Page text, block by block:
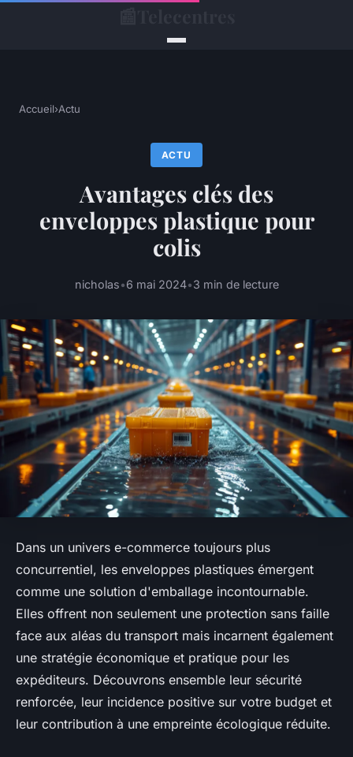
Accueil›Actu
ACTU
Avantages clés des
enveloppes plastique pour
colis
nicholas•6 mai 2024•3 min de lecture
Dans un univers e-commerce toujours plus
concurrentiel, les enveloppes plastiques émergent
comme une solution d'emballage incontournable.
Elles offrent non seulement une protection sans faille
face aux aléas du transport mais incarnent également
une stratégie économique et pratique pour les
expéditeurs. Découvrons ensemble leur sécurité
renforcée, leur incidence positive sur votre budget et
leur contribution à une empreinte écologique réduite.